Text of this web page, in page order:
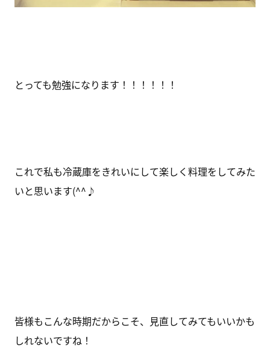
とっても勉強になります！！！！！！
これで私も冷蔵庫をきれいにして楽しく料理をしてみた
いと思います(^^♪
皆様もこんな時期だからこそ、見直してみてもいいかも
しれないですね！